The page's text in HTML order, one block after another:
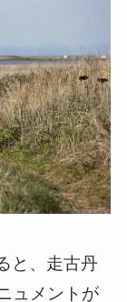
と、走古丹
ュメントが